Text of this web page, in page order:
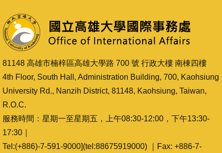
81148 高雄市楠梓區高雄大學路 700 號 行政大樓 南棟四樓
4th Floor, South Hall, Administration Building, 700, Kaohsiung
University Rd., Nanzih District, 81148, Kaohsiung, Taiwan,
R.O.C.
服務時間：星期一至星期五，上午08:30-12:00，下午13:30-
17:30｜
Tel:(+886)-7-591-9000](tel:88675919000) ｜Fax: +886-7-